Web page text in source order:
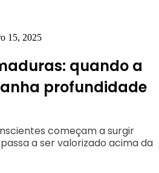
15, 2025
quando a
profundidade
começam a surgir
a ser valorizado acima da